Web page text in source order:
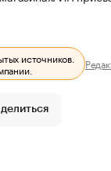
источников.